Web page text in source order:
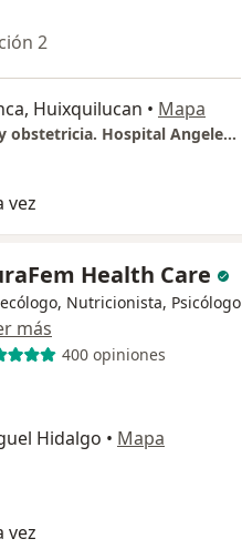
2
Huixquilucan • Mapa
Consulta ginecología y obstetricia. Hospital Angeles Lomas
vez
Health Care
Nutricionista, Psicólogo
más
400 opiniones
Hidalgo • Mapa
vez